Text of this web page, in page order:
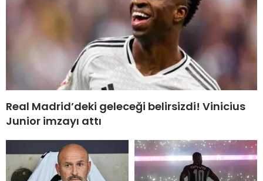
Real Madrid’deki geleceği belirsizdi! Vinicius
Junior imzayı attı